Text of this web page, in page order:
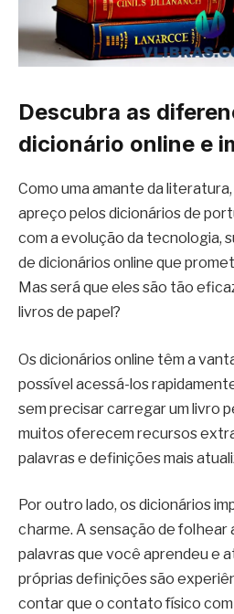
Descubra as
dicionário online e
Como uma amante da
apreço pelos dicionários de
com a evolução da tecnologia,
de dicionários online que
Mas será que eles são tão
livros de papel?
Os dicionários online têm a
possível acessá-los
sem precisar carregar um livro
muitos oferecem recursos
palavras e definições mais
Por outro lado, os dicionários
charme. A sensação de folhear
palavras que você aprendeu e
próprias definições são
contar que o contato físico com